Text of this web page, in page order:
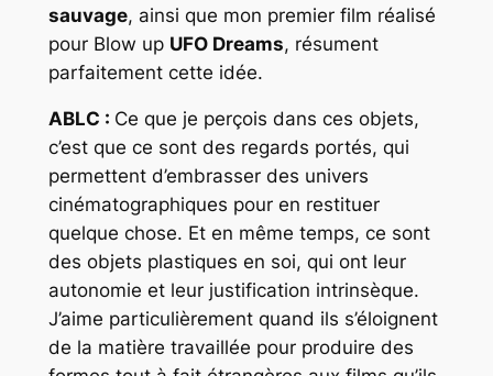
sauvage, ainsi que mon premier film réalisé
pour Blow up UFO Dreams, résument
parfaitement cette idée.
ABLC : Ce que je perçois dans ces objets,
c’est que ce sont des regards portés, qui
permettent d’embrasser des univers
cinématographiques pour en restituer
quelque chose. Et en même temps, ce sont
des objets plastiques en soi, qui ont leur
autonomie et leur justification intrinsèque.
J’aime particulièrement quand ils s’éloignent
de la matière travaillée pour produire des